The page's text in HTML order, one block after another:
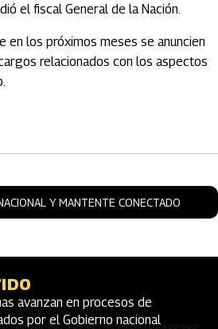
el fiscal General de la Nación.
en los próximos meses se anuncien
relacionados con los aspectos
Y MANTENTE CONECTADO
avanzan en procesos de
por el Gobierno nacional